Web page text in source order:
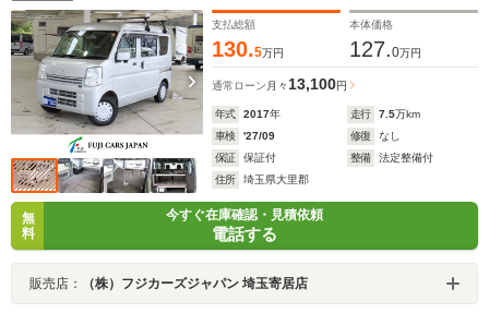
支払総額
130.5万円
本体価格
127.0万円
通常ローン 月々 13,100円
年式 2017年 走行 7.5万km
車検
'27/09 修復
なし
保証
保証付 整備
法定整備付
住所
埼玉県大里郡
無
料
今すぐ在庫確認・見積依頼
電話する
販売店： （株）フジカーズジャパン 埼玉寄居店